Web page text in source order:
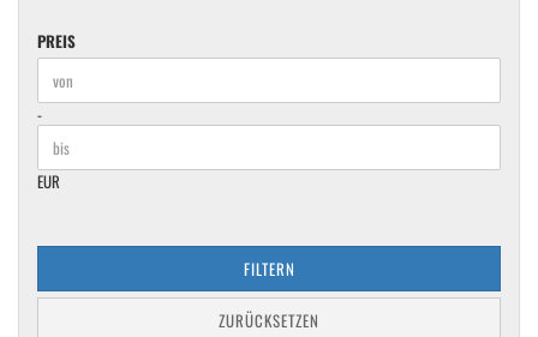
PREIS
PREIS
Preis bis
-
EUR
FILTERN
ZURÜCKSETZEN